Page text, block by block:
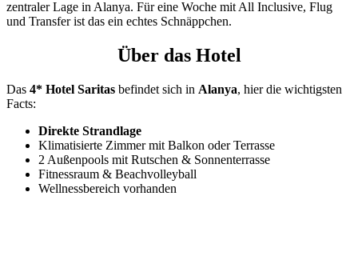
zentraler Lage in Alanya. Für eine Woche mit All Inclusive, Flug
und Transfer ist das ein echtes Schnäppchen.
Über das Hotel
Das 4* Hotel Saritas befindet sich in Alanya, hier die wichtigsten
Facts:
Direkte Strandlage
Klimatisierte Zimmer mit Balkon oder Terrasse
2 Außenpools mit Rutschen & Sonnenterrasse
Fitnessraum & Beachvolleyball
Wellnessbereich vorhanden